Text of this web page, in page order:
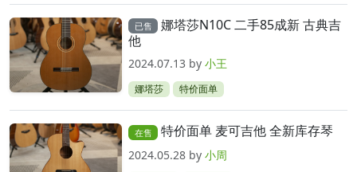
已售
娜塔莎N10C 二手85成新 古典吉
他
2024.07.13 by小王
娜塔莎 特价面单
在售 特价面单 麦可吉他 全新库存琴
2024.05.28 by小周